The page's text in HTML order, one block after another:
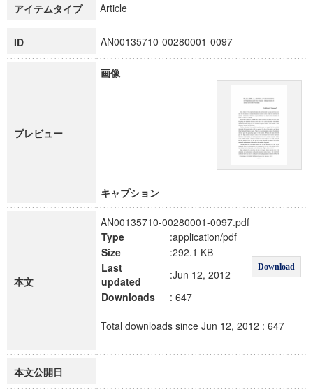
博士課程教育リーディングプログラム「超成熟社会発展のサ
アイテムタイプ Article
ID AN00135710-00280001-0097
プレビュー
画像
キャプション
本文
AN00135710-00280001-0097.pdf
Type
:application/pdf
Download
Size
:292.1 KB
Last
updated
:Jun 12, 2012
Downloads
: 647
Total downloads since Jun 12, 2012 : 647
本文公開日